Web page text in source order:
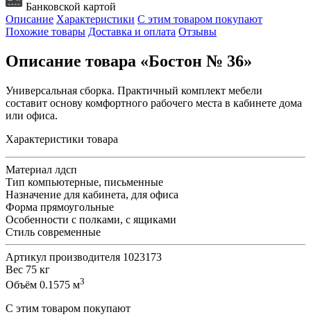
Банковской картой
Описание Характеристики С этим товаром покупают
Похожие товары Доставка и оплата Отзывы
Описание товара «Бостон № 36»
Универсальная сборка. Практичный комплект мебели
составит основу комфортного рабочего места в кабинете дома
или офиса.
Характеристики товара
Материал лдсп
Тип компьютерные, письменные
Назначение для кабинета, для офиса
Форма прямоугольные
Особенности с полками, с ящиками
Стиль современные
Артикул производителя 1023173
Вес 75 кг
Объём 0.1575 м3
С этим товаром покупают